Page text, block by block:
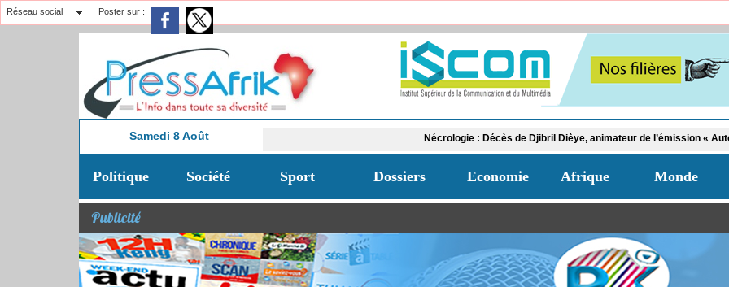
Réseau social Poster sur :
Samedi 8 Août Nécrologie : Décès de Djibril Dièye, animateur de l’émission « Auto Mag » sur la TFM
Politique Société Sport Dossiers Economie Afrique Monde
Publicité